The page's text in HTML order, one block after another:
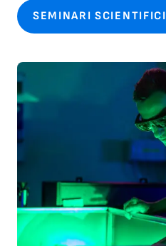
SEMINARI SCIENTIFICI